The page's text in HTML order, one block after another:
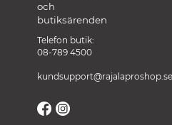
och
butiksärenden
Telefon butik:
08-789 4500
kundsupport@rajalaproshop.se